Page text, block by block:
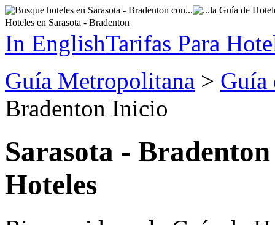
Hoteles en Sarasota - Bradenton
In EnglishTarifas Para
Guía Metropolitana > Guía
Bradenton Inicio
Sarasota - Bradenton
Hoteles